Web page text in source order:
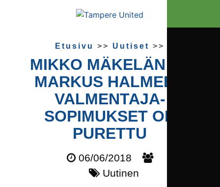
Etusivu >> Uutiset >>
MIKKO MÄKELÄN JA
MARKUS HALMEEN
VALMENTAJA­
SOPIMUKSET ON
PURETTU
06/06/2018
Uutinen